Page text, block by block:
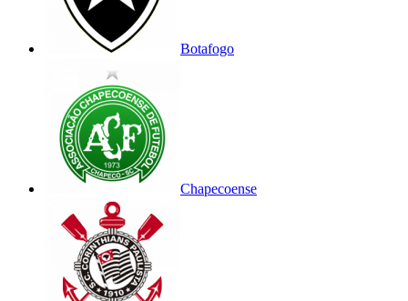
Botafogo
Chapecoense